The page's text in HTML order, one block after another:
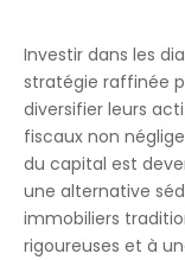
Investir dans les
stratégie raffinée
diversifier leurs
fiscaux non
du capital est
une alternative
immobiliers
rigoureuses et à